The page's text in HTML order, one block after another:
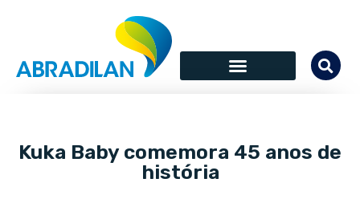
Kuka Baby comemora 45 anos de
história